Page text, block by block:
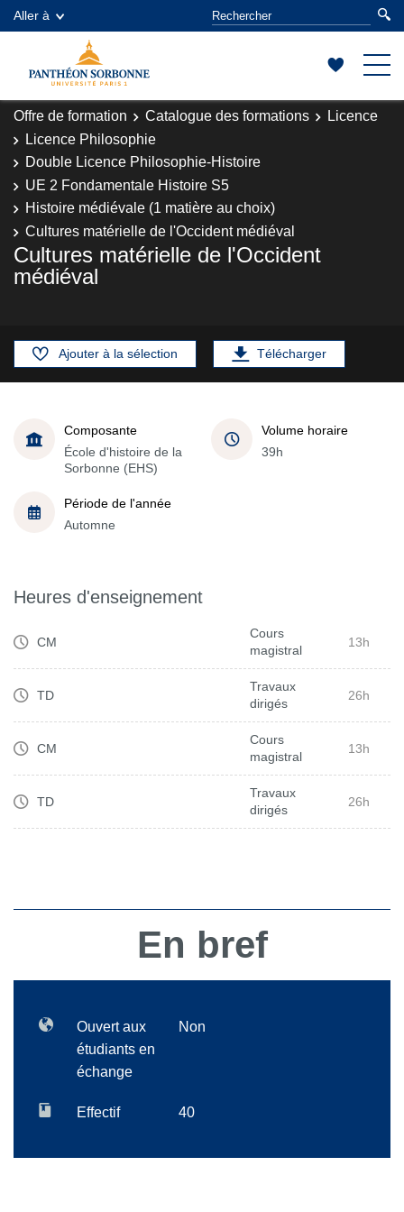
Aller à
Offre de formation Catalogue des formations
Licence
Licence Philosophie
Double Licence Philosophie-Histoire
UE 2 Fondamentale Histoire S5
Histoire médiévale (1 matière au choix)
Cultures matérielle de l'Occident médiéval
Cultures matérielle de l'Occident
médiéval
Ajouter à la sélection Télécharger
Composante
École d'histoire de la
Sorbonne (EHS)
Volume horaire
39h
Période de l'année
Automne
Heures d'enseignement
CM
Cours
magistral
13h
TD
Travaux
dirigés
26h
CM
Cours
magistral
13h
TD
Travaux
dirigés
26h
En bref
Ouvert aux
étudiants en
échange
Non
Effectif 40